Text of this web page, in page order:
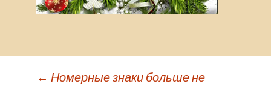
← Номерные знаки больше не